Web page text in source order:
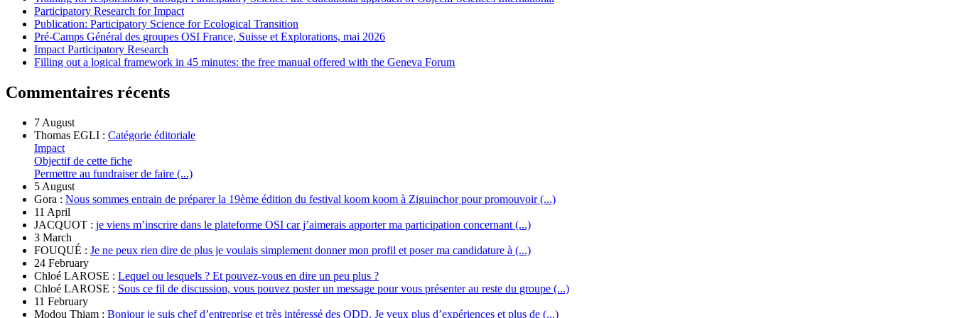
Participatory Research for Impact
Publication: Participatory Science for Ecological Transition
Pré-Camps Général des groupes OSI France, Suisse et Explorations, mai 2026
Impact Participatory Research
Filling out a logical framework in 45 minutes: the free manual offered with the Geneva Forum
Commentaires récents
7 August
Thomas EGLI : Catégorie éditoriale
Impact
Objectif de cette fiche
Permettre au fundraiser de faire (...)
5 August
Gora : Nous sommes entrain de préparer la 19ème édition du festival koom koom à Ziguinchor pour promouvoir (...)
11 April
JACQUOT : je viens m’inscrire dans le plateforme OSI car j’aimerais apporter ma participation concernant (...)
3 March
FOUQUÉ : Je ne peux rien dire de plus je voulais simplement donner mon profil et poser ma candidature à (...)
24 February
Chloé LAROSE : Lequel ou lesquels ? Et pouvez-vous en dire un peu plus ?
Chloé LAROSE : Sous ce fil de discussion, vous pouvez poster un message pour vous présenter au reste du groupe (...)
11 February
Modou Thiam : Bonjour je suis chef d’entreprise et très intéressé des ODD. Je veux plus d’expériences et plus de (...)